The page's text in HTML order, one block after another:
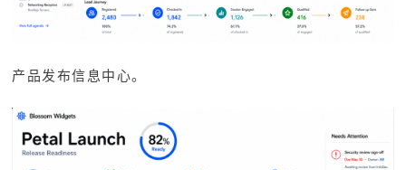
产品发布信息中心。